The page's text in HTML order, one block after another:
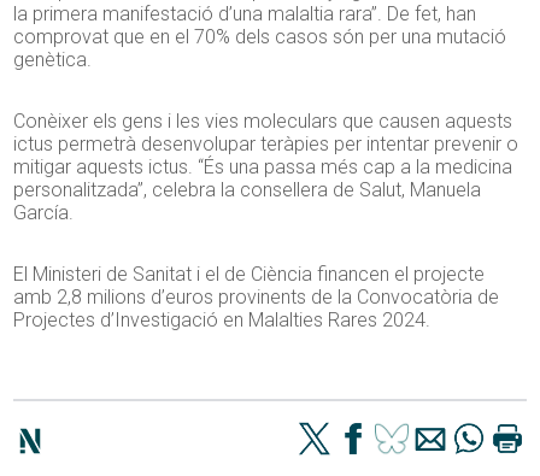
la primera manifestació d’una malaltia rara”. De fet, han
comprovat que en el 70% dels casos són per una mutació
genètica.
Conèixer els gens i les vies moleculars que causen aquests
ictus permetrà desenvolupar teràpies per intentar prevenir o
mitigar aquests ictus. “És una passa més cap a la medicina
personalitzada”, celebra la consellera de Salut, Manuela
García.
El Ministeri de Sanitat i el de Ciència financen el projecte
amb 2,8 milions d’euros provinents de la Convocatòria de
Projectes d’Investigació en Malalties Rares 2024.